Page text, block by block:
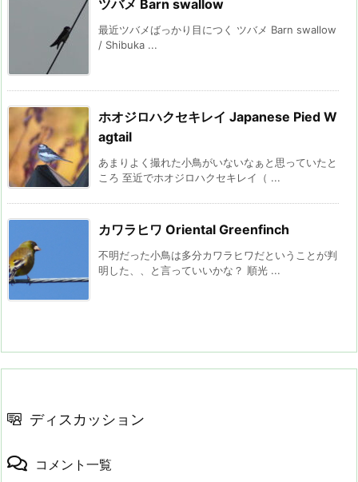
ツバメ Barn swallow
最近ツバメばっかり目につく ツバメ Barn swallow
/ Shibuka ...
ホオジロハクセキレイ Japanese Pied W
agtail
あまりよく撮れた小鳥がいないなぁと思っていたと
ころ 至近でホオジロハクセキレイ（ ...
カワラヒワ Oriental Greenfinch
不明だった小鳥は多分カワラヒワだということが判
明した、、と言っていいかな？ 順光 ...
ディスカッション
コメント一覧